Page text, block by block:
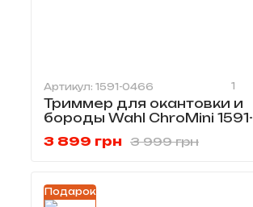
Артикул: 1591-0466 1
Триммер для окантовки и
бороды Wahl ChroMini 1591-
3 999 грн
3 899 грн
Подарок